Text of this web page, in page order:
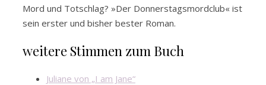
Mord und Totschlag? »Der Donnerstagsmordclub« ist
sein erster und bisher bester Roman.
weitere Stimmen zum Buch
Juliane von „I am Jane“